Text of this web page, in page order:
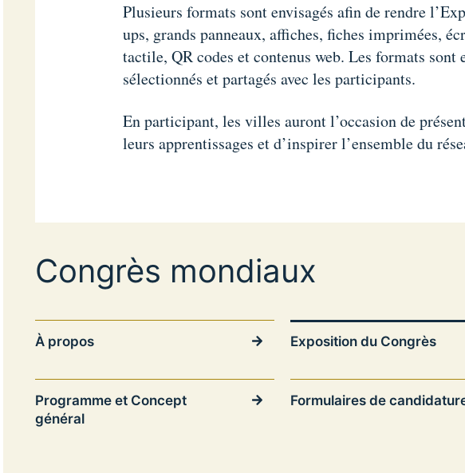
Plusieurs formats sont envisagés afin de rendre
ups, grands panneaux, affiches, fiches imprimées,
tactile, QR codes et contenus web. Les formats sont
sélectionnés et partagés avec les participants.
En participant, les villes auront l’occasion de
leurs apprentissages et d’inspirer l’ensemble du
Congrès mondiaux
À propos
Programme et Concept
général
Exposition du Congrès
Formulaires de